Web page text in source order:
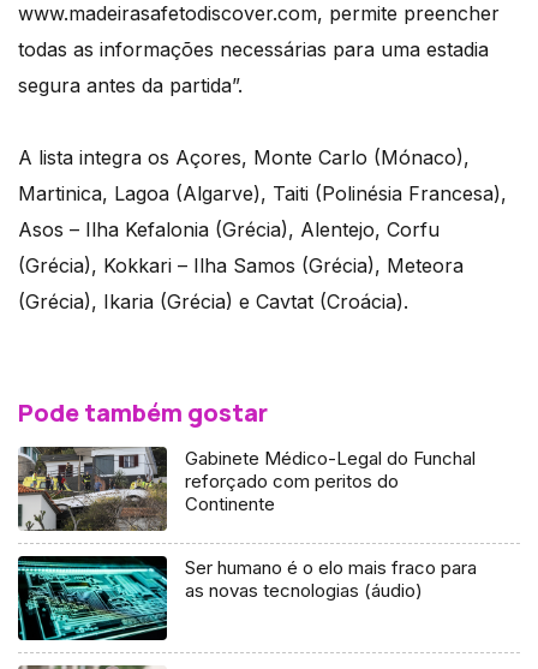
www.madeirasafetodiscover.com, permite preencher
todas as informações necessárias para uma estadia
segura antes da partida”.
A lista integra os Açores, Monte Carlo (Mónaco),
Martinica, Lagoa (Algarve), Taiti (Polinésia Francesa),
Asos – Ilha Kefalonia (Grécia), Alentejo, Corfu
(Grécia), Kokkari – Ilha Samos (Grécia), Meteora
(Grécia), Ikaria (Grécia) e Cavtat (Croácia).
Pode também gostar
Gabinete Médico-Legal do Funchal
reforçado com peritos do
Continente
Ser humano é o elo mais fraco para
as novas tecnologias (áudio)